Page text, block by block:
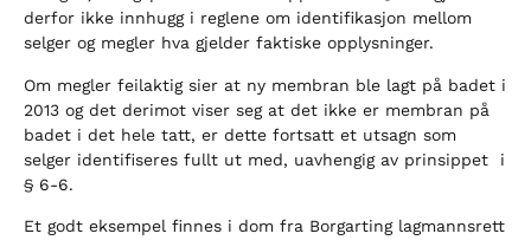
derfor ikke innhugg i reglene om identifikasjon mellom
selger og megler hva gjelder faktiske opplysninger.
Om megler feilaktig sier at ny membran ble lagt på badet i
2013 og det derimot viser seg at det ikke er membran på
badet i det hele tatt, er dette fortsatt et utsagn som
selger identifiseres fullt ut med, uavhengig av prinsippet i
§ 6-6.
Et godt eksempel finnes i dom fra Borgarting lagmannsrett